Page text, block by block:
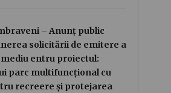
– Anunț public
solicitării de emitere a
entru proiectul:
parc multifuncțional cu
recreere și protejarea